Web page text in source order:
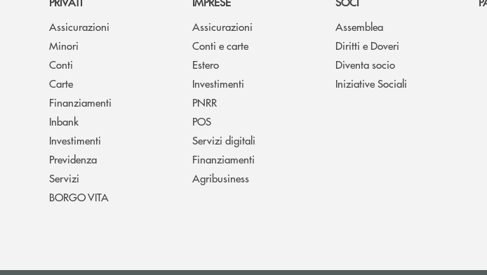
Assicurazioni
Minori
Conti
Carte
Finanziamenti
Inbank
Investimenti
Previdenza
Servizi
BORGO VITA
Assicurazioni
Conti e carte
Estero
Investimenti
PNRR
POS
Servizi digitali
Finanziamenti
Agribusiness
Assemblea
Diritti e Doveri
Diventa socio
Iniziative Sociali